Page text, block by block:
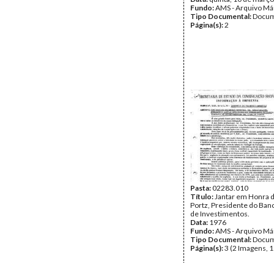
Fundo:AMS - Arquivo
Tipo Documental:
Página(s):2
Pasta:02283.010
Título:Jantar em Honra
Portz, Presidente do
de Investimentos.
Data: 1976
Fundo:AMS - Arquivo
Tipo Documental:
Página(s):3 (2 Imagens,